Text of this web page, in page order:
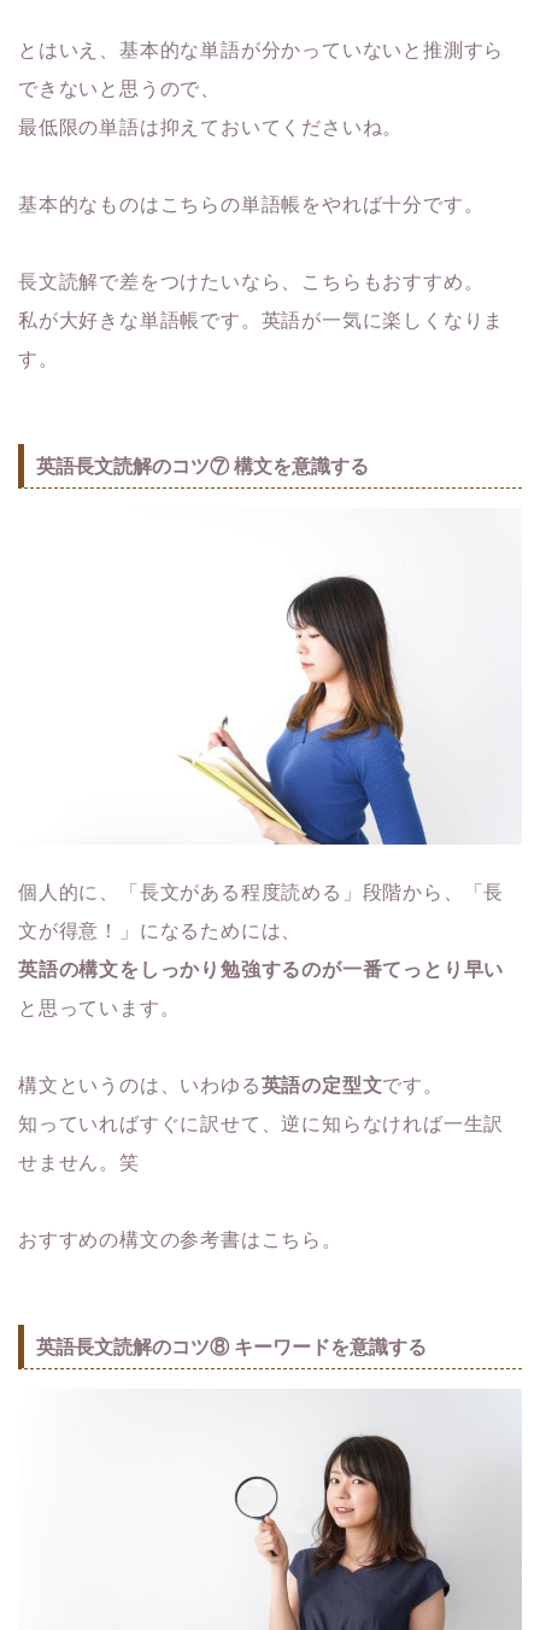
とはいえ、基本的な単語が分かっていないと推測すら
できないと思 うので、
最低限の単語は抑えておいてくださいね。
基本的なものはこちらの単語帳をやれば十分です。
長文読解で差をつけたいなら、こちらもおすすめ。
私が大好きな単語帳です。英語が一気に楽しくなりま
す。
英語長文読解のコツ⑦ 構文を意識する
個人的に、「長文がある程度読める」段階から、「長
文が得意！」 になるためには、
英語の構文をしっかり勉強するのが一番てっとり早い
と思っていま す。
構文というのは、いわゆる英語の定型文です。
知っていればすぐに訳せて、逆に知らなければ一生訳
せません。笑
おすすめの構文の参考書はこちら。
英語長文読解のコツ⑧ キーワードを意識する